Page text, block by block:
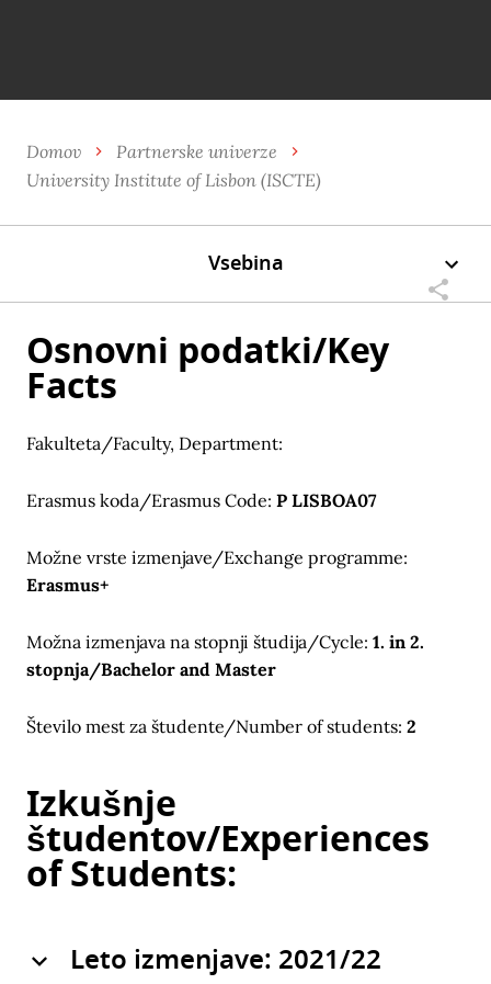
Domov
Partnerske univerze
University Institute of Lisbon (ISCTE)
Vsebina
Osnovni podatki/Key
Facts
Fakulteta/Faculty, Department:
Erasmus koda/Erasmus Code: P LISBOA07
Možne vrste izmenjave/Exchange programme:
Erasmus+
Možna izmenjava na stopnji študija/Cycle: 1. in 2.
stopnja/Bachelor and Master
Število mest za študente/Number of students: 2
Izkušnje
študentov/Experiences
of Students:
Leto izmenjave: 2021/22